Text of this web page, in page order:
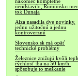
nakoniec kompletne
neodstavilo, Rumunsko
tok Dunaja
Alza nasadila dve novinky,
jednu užitočnú a jednu
kontroverznú
Slovensko.sk má opäť
technické problémy
Železnice znižujú kvôli
rýchlosť iba na 50 km/h,
spôsobuje to meškanie